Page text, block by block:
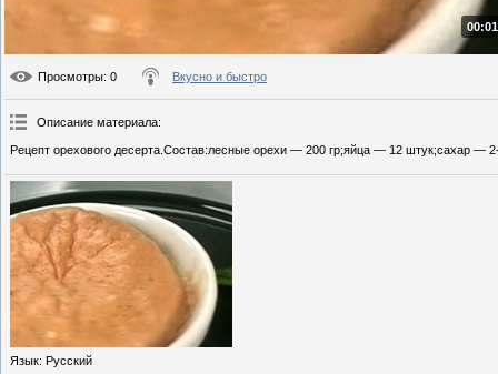
Просмотры: 0 Вкусно и быстро
Описание материала:
Рецепт орехового десерта.Состав:лесные орехи — 200 гр;яйца — 12 штук;сахар —
Язык: Русский